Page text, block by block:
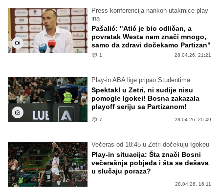
Press-konferencija nankon utakmice play-
ina
Pašalić: "Atić je bio odličan, a
povratak Westa nam znači mnogo,
samo da zdravi dočekamo Partizan"
1 28.04.26. 21:21
Play-in ABA lige pripao Studentima
Spektakl u Zetri, ni sudije nisu
pomogle Igokei! Bosna zakazala
playoff seriju sa Partizanom!
7 28.04.26. 20:49
Večeras od 18:45 u Zetri dočekuju Igokeu
Play-in situacija: Šta znači Bosni
večerašnja pobjeda i šta se dešava
u slučaju poraza?
28.04.26. 16:11